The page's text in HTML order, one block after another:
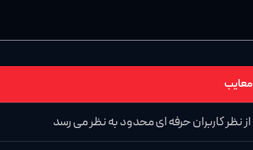
معایب
از نظر کاربران حرفه ای محدود به نظر می رسد